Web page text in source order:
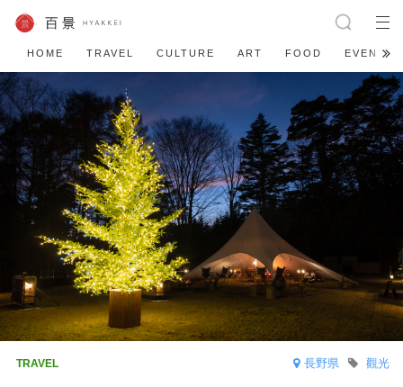
HOME TRAVEL CULTURE ART FOOD EVENT
長野県 觀光